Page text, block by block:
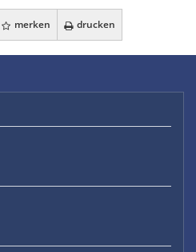
merken drucken